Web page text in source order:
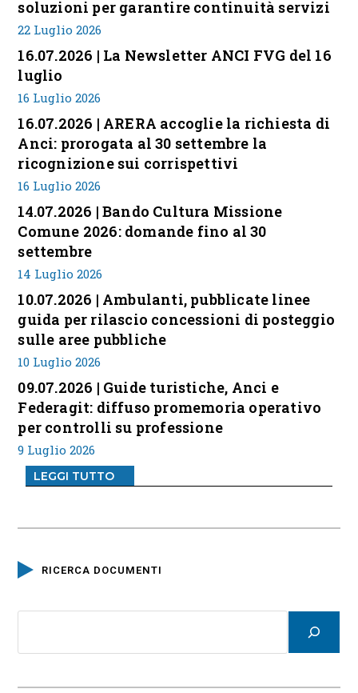
soluzioni per garantire continuità servizi
22 Luglio 2026
16.07.2026 | La Newsletter ANCI FVG del 16
luglio
16 Luglio 2026
16.07.2026 | ARERA accoglie la richiesta di
Anci: prorogata al 30 settembre la
ricognizione sui corrispettivi
16 Luglio 2026
14.07.2026 | Bando Cultura Missione
Comune 2026: domande fino al 30
settembre
14 Luglio 2026
10.07.2026 | Ambulanti, pubblicate linee
guida per rilascio concessioni di posteggio
sulle aree pubbliche
10 Luglio 2026
09.07.2026 | Guide turistiche, Anci e
Federagit: diffuso promemoria operativo
per controlli su professione
9 Luglio 2026
LEGGI TUTTO
RICERCA DOCUMENTI